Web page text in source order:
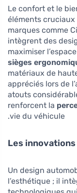
Le confort et le
éléments
marques comme
intègrent des
maximiser
sièges
matériaux de
appréciés lors de
atouts
renforcent la
vie du véhicule.
Un design
l’esthétique ; il